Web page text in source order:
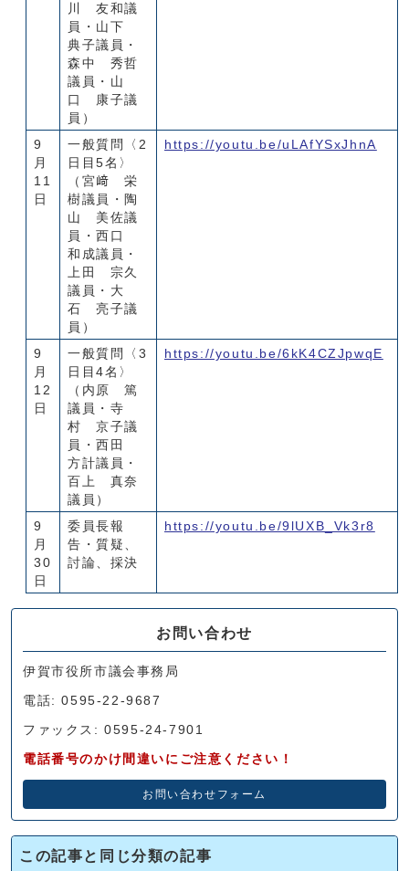
川 友和議
員・山下
典子議員・
森中 秀哲
議員・山
口 康子議
員）
9
月
11
日
一般質問〈2
日目5名〉
（宮﨑 栄
樹議員・陶
山 美佐議
員・西口
和成議員・
上田 宗久
議員・大
石 亮子議
員）
https://youtu.be/uLAfYSxJhnA
9
月
12
日
一般質問〈3
日目4名〉
（内原 篤
議員・寺
村 京子議
員・西田
方計議員・
百上 真奈
議員）
https://youtu.be/6kK4CZJpwqE
9
月
30
日
委員長報
告・質疑、
討論、採決
https://youtu.be/9lUXB_Vk3r8
お問い合わせ
伊賀市役所市議会事務局
電話: 0595-22-9687
ファックス: 0595-24-7901
電話番号のかけ間違いにご注意ください！
お問い合わせフォーム
この記事と同じ分類の記事